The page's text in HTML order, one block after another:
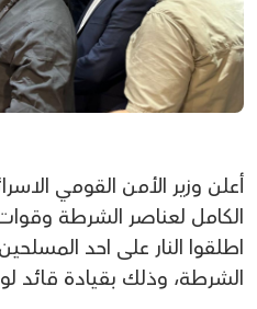
أعلن وزير الأمن القومي
الكامل لعناصر الشرطة
اطلقوا النار على احد
الشرطة، وذلك بقيادة قائد